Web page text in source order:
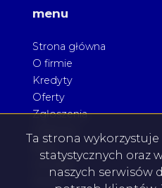
menu
Strona główna
O firmie
Kredyty
Oferty
Zgłoszenia
Kontakt
Ta strona
statystycznych oraz
naszych serwisów